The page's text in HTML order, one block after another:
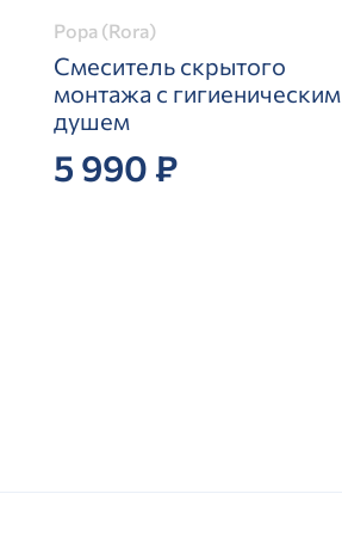
Рора (Rora)
Смеситель скрытого
монтажа с гигиеническим
душем
5 990 ₽